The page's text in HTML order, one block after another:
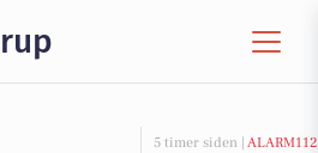
5 timer siden | ALARM112